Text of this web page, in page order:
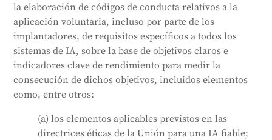
la elaboración de códigos de conducta relativos a la
aplicación voluntaria, incluso por parte de los
implantadores, de requisitos específicos a todos los
sistemas de IA, sobre la base de objetivos claros e
indicadores clave de rendimiento para medir la
consecución de dichos objetivos, incluidos elementos
como, entre otros:
(a) los elementos aplicables previstos en las
directrices éticas de la Unión para una IA fiable;